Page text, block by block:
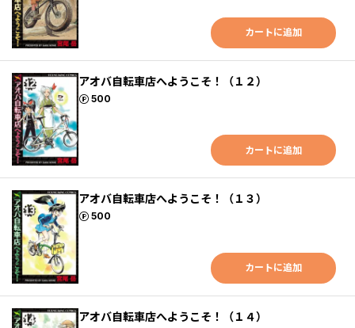
カートに追加
アオバ自転車店へようこそ！（１２）
500
ポイント
カートに追加
アオバ自転車店へようこそ！（１３）
500
ポイント
カートに追加
アオバ自転車店へようこそ！（１４）